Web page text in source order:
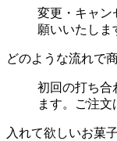
変更・キャン
願いいたしま
どのような流れで
初回の打ち合
ます。ご注
入れて欲しいお菓